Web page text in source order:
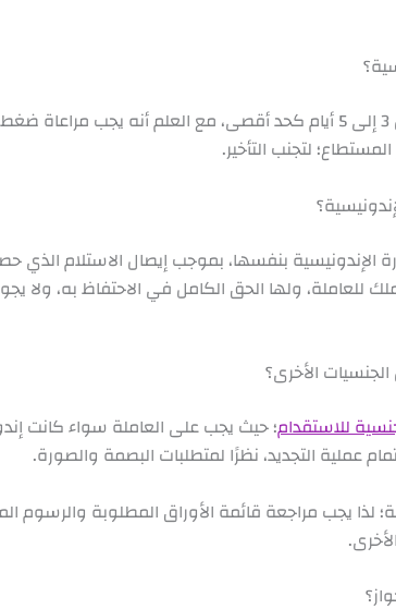
تتراوح مدة استلام جواز سفر العاملة الإندونيسية بين 3 إلى 5 أيام كحد
لتجنب التأخير.
الإندونيسية بنفسها، بموجب إيصال الاستلام الذي
ولها الحق الكامل في الاحتفاظ به، ولا
الأخرى؟
للاستقدام؛ حيث يجب على العاملة سواء كانت
عملية التجديد، نظرًا لمتطلبات البصمة والصورة.
لذا يجب مراجعة قائمة الأوراق المطلوبة والرسوم